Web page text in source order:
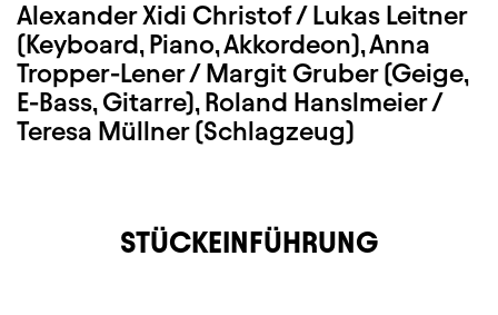
Alexander Xidi Christof / Lukas Leitner
(Keyboard, Piano, Akkordeon), Anna
Tropper-Lener / Margit Gruber (Geige,
E-Bass, Gitarre), Roland Hanslmeier /
Teresa Müllner (Schlagzeug)
STÜCKEINFÜHRUNG